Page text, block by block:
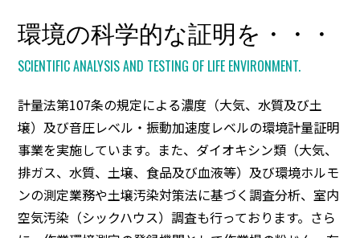
環境の科学的な証明を・・・
SCIENTIFIC ANALYSIS AND TESTING OF LIFE ENVIRONMENT.
計量法第107条の規定による濃度（大気、水質及び土
壌）及び音圧レベル・振動加速度レベルの環境計量証明
事業を実施しています。また、ダイオキシン類（大気、
排ガス、水質、土壌、食品及び血液等）及び環境ホルモ
ンの測定業務や土壌汚染対策法に基づく調査分析、室内
空気汚染（シックハウス）調査も行っております。さら